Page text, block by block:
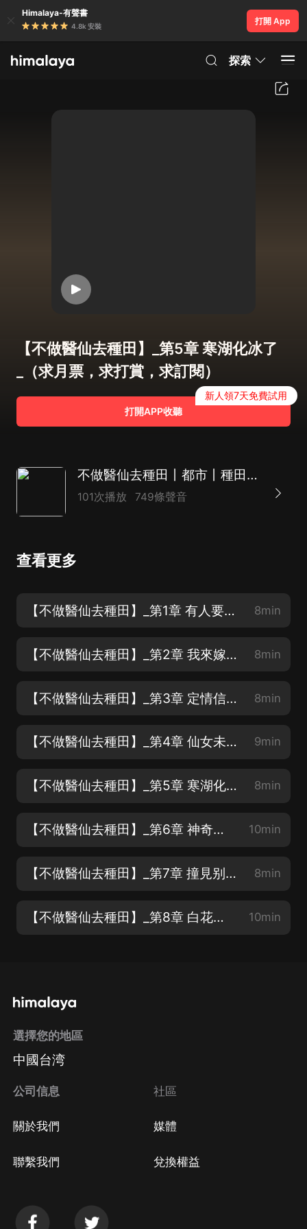
Himalaya-有聲書
4.8k 安裝
打開 App
探索
【不做醫仙去種田】_第5章 寒湖化冰了
_（求月票，求打賞，求訂閱）
打開APP收聽
新人領7天免費試用
不做醫仙去種田丨都市丨種田丨修仙丨逆襲爽文丨AI多播
101次播放 749條聲音
查看更多
【不做醫仙去種田】_第1章 有人要上吊_（求月票，求打賞，求訂閱） 8min
【不做醫仙去種田】_第2章 我來嫁給你_（求月票，求打賞，求訂閱） 8min
【不做醫仙去種田】_第3章 定情信物不見了_（求月票，求打賞，求訂閱） 8min
【不做醫仙去種田】_第4章 仙女未婚妻_（求月票，求打賞，求訂閱） 9min
【不做醫仙去種田】_第5章 寒湖化冰了_（求月票，求打賞，求訂閱） 8min
【不做醫仙去種田】_第6章 神奇的檢查方式_（求月票，求打賞，求訂閱） 10min
【不做醫仙去種田】_第7章 撞見别人的壞事_（求月票，求打賞，求訂閱） 8min
【不做醫仙去種田】_第8章 白花花的_（求月票，求打賞，求訂閱） 10min
選擇您的地區
中國台湾
公司信息
關於我們
聯繫我們
社區
媒體
兌換權益